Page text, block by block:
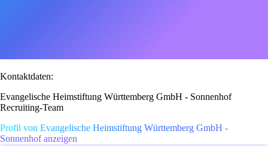
Kontaktdaten:
Evangelische Heimstiftung Württemberg GmbH - Sonnenhof
Recruiting-Team
Profil von Evangelische Heimstiftung Württemberg GmbH -
Sonnenhof anzeigen